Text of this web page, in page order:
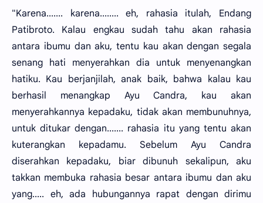
"Karena....... karena........ eh, rahasia itulah, Endang
Patibroto. Kalau engkau sudah tahu akan rahasia
antara ibumu dan aku, tentu kau akan dengan segala
senang hati menyerahkan dia untuk menyenangkan
hatiku. Kau berjanjilah, anak baik, bahwa kalau kau
berhasil menangkap Ayu Candra, kau akan
menyerahkannya kepadaku, tidak akan membunuhnya,
untuk ditukar dengan....... rahasia itu yang tentu akan
kuterangkan kepadamu. Sebelum Ayu Candra
diserahkan kepadaku, biar dibunuh sekalipun, aku
takkan membuka rahasia besar antara ibumu dan aku
yang..... eh, ada hubungannya rapat dengan dirimu